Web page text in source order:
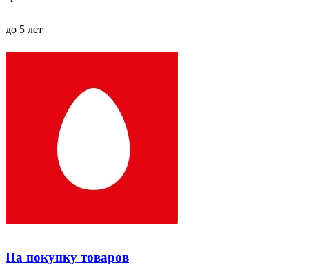
до 5 лет
На покупку товаров